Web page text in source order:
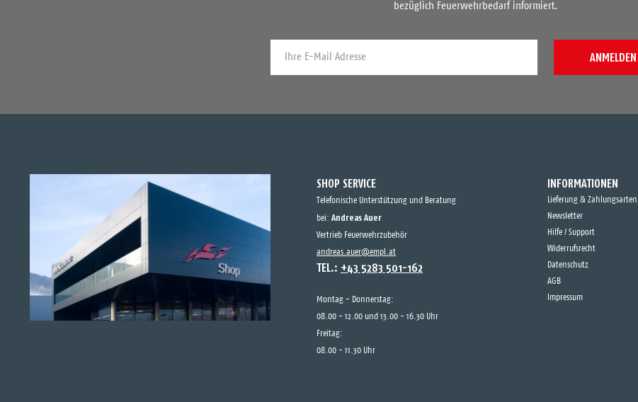
bezüglich Feuerwehrbedarf informiert.
ANMELDEN
SHOP SERVICE
Telefonische Unterstützung und Beratung
bei: Andreas Auer
Vertrieb Feuerwehrzubehör
andreas.auer@empl.at
TEL.: +43 5283 501-162
Montag - Donnerstag:
08.00 - 12.00 und 13.00 - 16.30 Uhr
Freitag:
08.00 - 11.30 Uhr
INFORMATIONEN
Lieferung & Zahlungsarten
Newsletter
Hilfe / Support
Widerrufsrecht
Datenschutz
AGB
Impressum